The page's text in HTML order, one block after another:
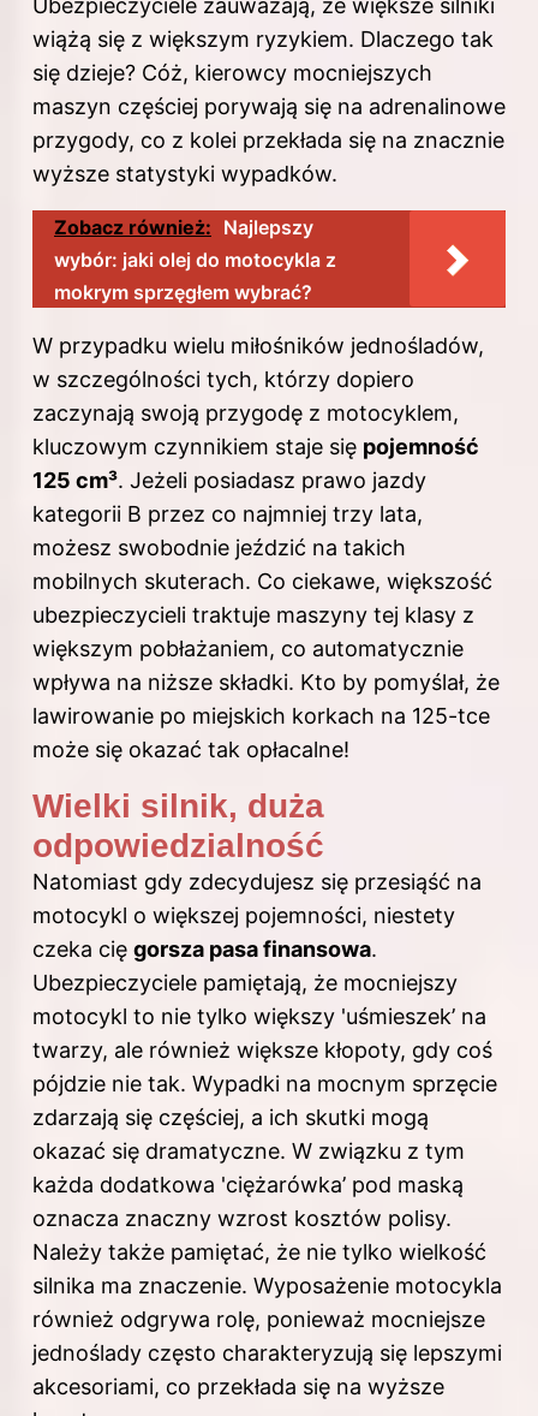
Ubezpieczyciele zauważają, że większe silniki
wiążą się z większym ryzykiem. Dlaczego tak
się dzieje? Cóż, kierowcy mocniejszych
maszyn częściej porywają się na adrenalinowe
przygody, co z kolei przekłada się na znacznie
wyższe statystyki wypadków.
Zobacz również: Najlepszy
wybór: jaki olej do motocykla z
mokrym sprzęgłem wybrać?
W przypadku wielu miłośników jednośladów,
w szczególności tych, którzy dopiero
zaczynają swoją przygodę z motocyklem,
kluczowym czynnikiem staje się pojemność
125 cm³. Jeżeli posiadasz prawo jazdy
kategorii B przez co najmniej trzy lata,
możesz swobodnie jeździć na takich
mobilnych skuterach. Co ciekawe, większość
ubezpieczycieli traktuje maszyny tej klasy z
większym pobłażaniem, co automatycznie
wpływa na niższe składki. Kto by pomyślał, że
lawirowanie po miejskich korkach na 125-tce
może się okazać tak opłacalne!
Wielki silnik, duża
odpowiedzialność
Natomiast gdy zdecydujesz się przesiąść na
motocykl o większej pojemności, niestety
czeka cię gorsza pasa finansowa.
Ubezpieczyciele pamiętają, że mocniejszy
motocykl to nie tylko większy 'uśmieszek’ na
twarzy, ale również większe kłopoty, gdy coś
pójdzie nie tak. Wypadki na mocnym sprzęcie
zdarzają się częściej, a ich skutki mogą
okazać się dramatyczne. W związku z tym
każda dodatkowa 'ciężarówka’ pod maską
oznacza znaczny wzrost kosztów polisy.
Należy także pamiętać, że nie tylko wielkość
silnika ma znaczenie. Wyposażenie motocykla
również odgrywa rolę, ponieważ mocniejsze
jednoślady często charakteryzują się lepszymi
akcesoriami, co przekłada się na wyższe